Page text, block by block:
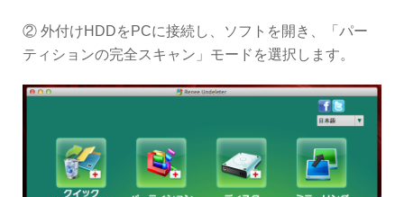
② 外付けHDDをPCに接続し、ソフトを開き、「パー
ティションの完全スキャン」モードを選択します。